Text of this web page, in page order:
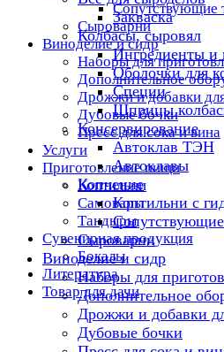
Сопутствующие
Сыроварни
Виноделие и сидр
Наборы для
Дополнительное
Дрожжи и добавки
Дубовые бочки
Пресс для сока и вина
Услуги
Приготовление пищи
Коптильни
Самовары
Тандыры
Сувенирная продукция
Бокалы
Литература
Товар для дачи
Закваска
Колбасы, сыровял
Ингредиенты и
Оболочки для
Специи
Шприцы
Консервирование
Автоклав ТЭН
Автоклавы
Копчение
Коптильни с
Сыроварни
Виноделие и сидр
Наборы для
Дополнительное
Дрожжи и добавки
Дубовые бочки